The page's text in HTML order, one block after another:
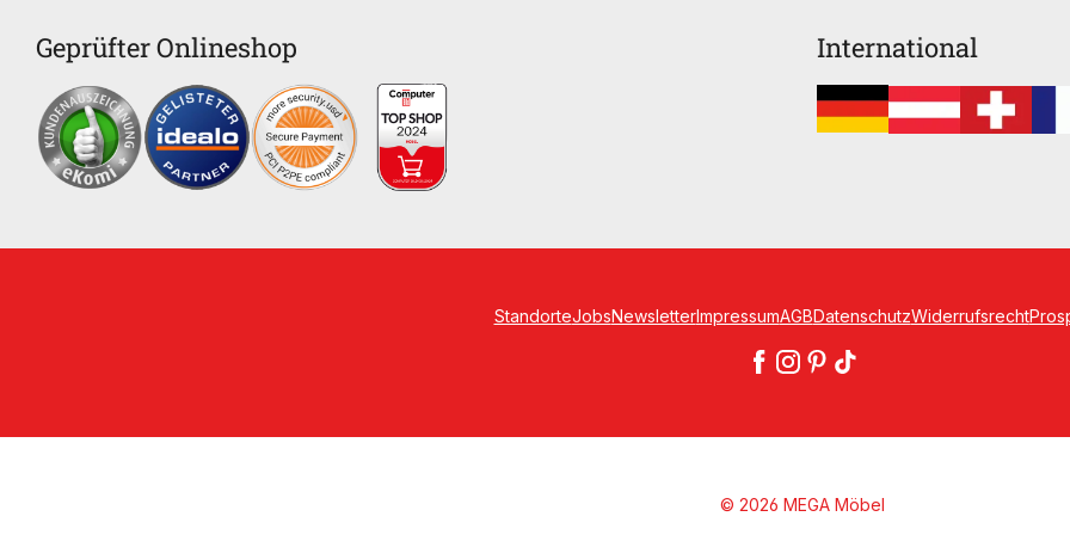
Geprüfter Onlineshop International
StandorteJobsNewsletterImpressumAGBDatenschutzWiderrufsrecht
© 2026 MEGA Möbel